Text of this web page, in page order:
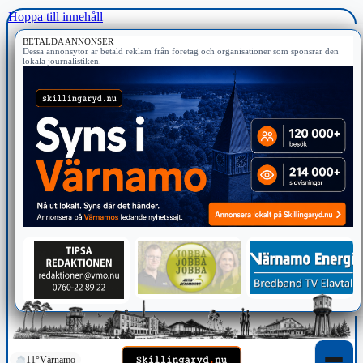
Hoppa till innehåll
BETALDA ANNONSER
Dessa annonsytor är betald reklam från företag och organisationer som sponsrar den
lokala journalistiken.
11°Värnamo